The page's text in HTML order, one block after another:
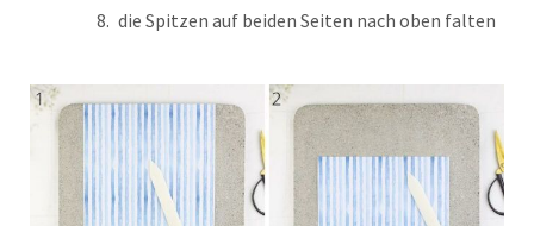
die Spitzen auf beiden Seiten nach oben falten